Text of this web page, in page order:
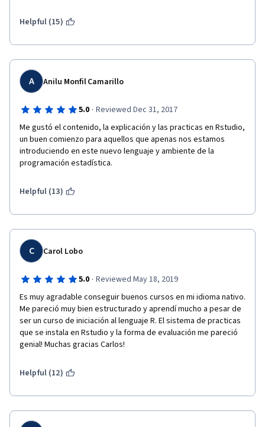
Helpful (15)
A Anilu Monfil Camarillo
5.0 · Reviewed Dec 31, 2017
Me gustó el contenido, la explicación y las practicas en Rstudio,
un buen comienzo para aquellos que apenas nos estamos
introduciendo en este nuevo lenguaje y ambiente de la
programación estadística.
Helpful (13)
C Carol Lobo
5.0 · Reviewed May 18, 2019
Es muy agradable conseguir buenos cursos en mi idioma nativo.
Me pareció muy bien estructurado y aprendí mucho a pesar de
ser un curso de iniciación al lenguaje R. El sistema de practicas
que se instala en Rstudio y la forma de evaluación me pareció
genial! Muchas gracias Carlos!
Helpful (12)